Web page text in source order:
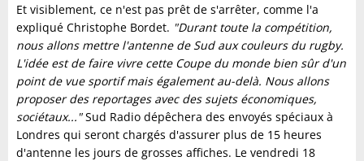
Et visiblement, ce n'est pas prêt de s'arrêter, comme l'a
expliqué Christophe Bordet. "Durant toute la compétition,
nous allons mettre l'antenne de Sud aux couleurs du rugby.
L'idée est de faire vivre cette Coupe du monde bien sûr d'un
point de vue sportif mais également au-delà. Nous allons
proposer des reportages avec des sujets économiques,
sociétaux..."Sud Radio dépêchera des envoyés spéciaux à
Londres qui seront chargés d'assurer plus de 15 heures
d'antenne les jours de grosses affiches. Le vendredi 18